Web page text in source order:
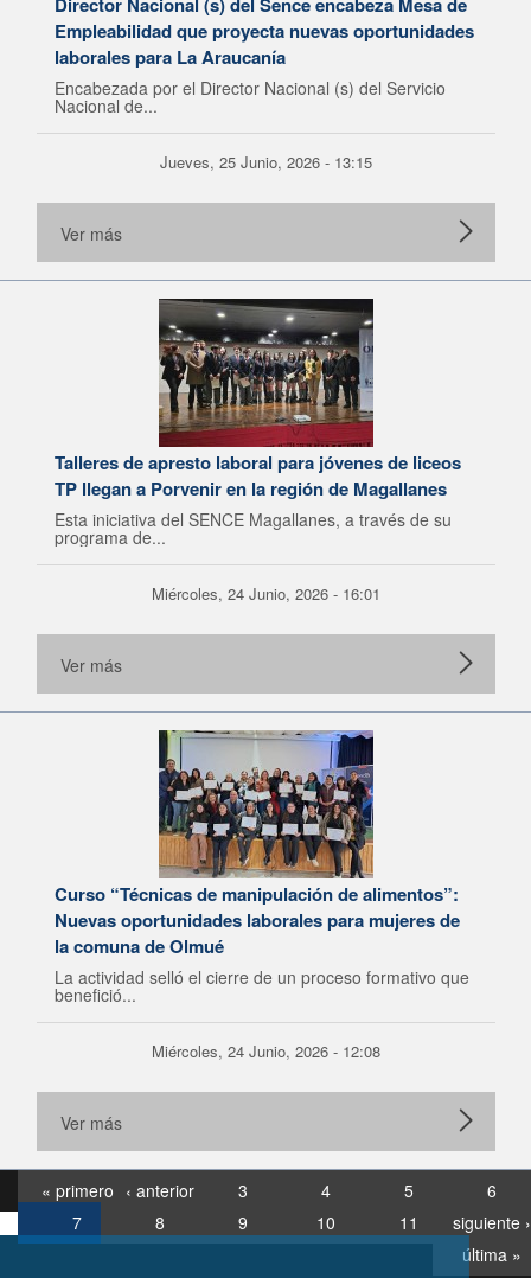
Empleabilidad que proyecta nuevas oportunidades
laborales para La Araucanía
Encabezada por el Director Nacional (s) del Servicio
Nacional de...
Jueves, 25 Junio, 2026 - 13:15
Ver más
Talleres de apresto laboral para jóvenes de liceos
TP llegan a Porvenir en la región de Magallanes
Esta iniciativa del SENCE Magallanes, a través de su
programa de...
Miércoles, 24 Junio, 2026 - 16:01
Ver más
Curso “Técnicas de manipulación de alimentos”:
Nuevas oportunidades laborales para mujeres de
la comuna de Olmué
La actividad selló el cierre de un proceso formativo que
benefició...
Miércoles, 24 Junio, 2026 - 12:08
Ver más
« primero ‹ anterior 3 4 5
6
7
8 9 10 11
siguiente ›
última »